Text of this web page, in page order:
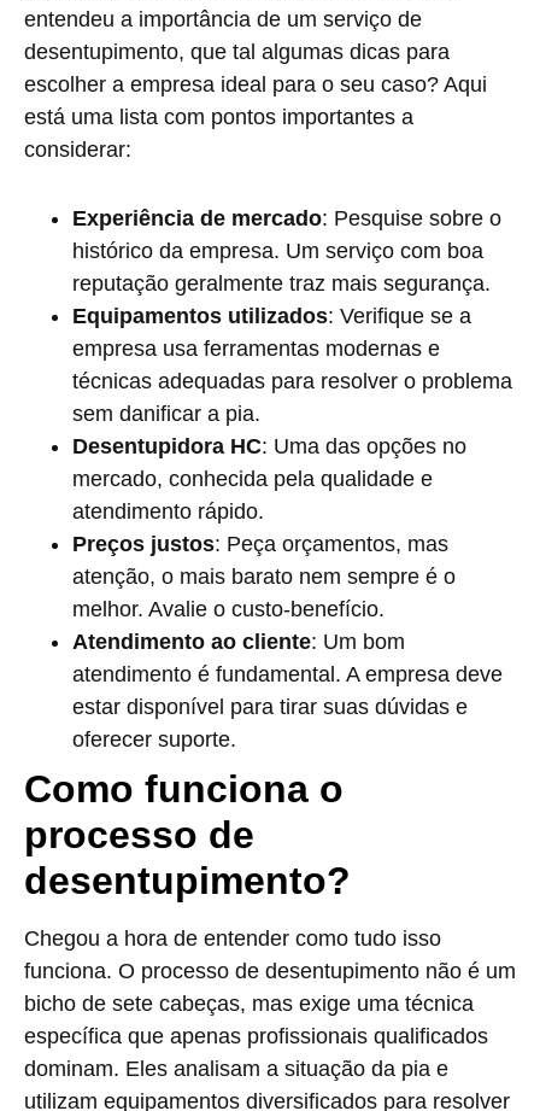
entendeu a importância de um serviço de
desentupimento, que tal algumas dicas para
escolher a empresa ideal para o seu caso? Aqui
está uma lista com pontos importantes a
considerar:
Experiência de mercado: Pesquise sobre o
histórico da empresa. Um serviço com boa
reputação geralmente traz mais segurança.
Equipamentos utilizados: Verifique se a
empresa usa ferramentas modernas e
técnicas adequadas para resolver o problema
sem danificar a pia.
Desentupidora HC: Uma das opções no
mercado, conhecida pela qualidade e
atendimento rápido.
Preços justos: Peça orçamentos, mas
atenção, o mais barato nem sempre é o
melhor. Avalie o custo-benefício.
Atendimento ao cliente: Um bom
atendimento é fundamental. A empresa deve
estar disponível para tirar suas dúvidas e
oferecer suporte.
Como funciona o
processo de
desentupimento?
Chegou a hora de entender como tudo isso
funciona. O processo de desentupimento não é um
bicho de sete cabeças, mas exige uma técnica
específica que apenas profissionais qualificados
dominam. Eles analisam a situação da pia e
utilizam equipamentos diversificados para resolver